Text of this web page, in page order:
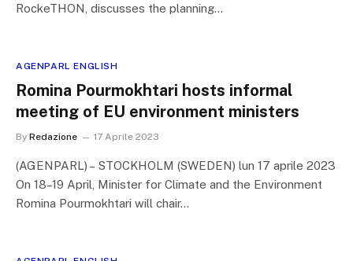
RockeTHON, discusses the planning…
AGENPARL ENGLISH
Romina Pourmokhtari hosts informal
meeting of EU environment ministers
By Redazione 17 Aprile 2023
(AGENPARL) – STOCKHOLM (SWEDEN) lun 17 aprile 2023
On 18–19 April, Minister for Climate and the Environment
Romina Pourmokhtari will chair…